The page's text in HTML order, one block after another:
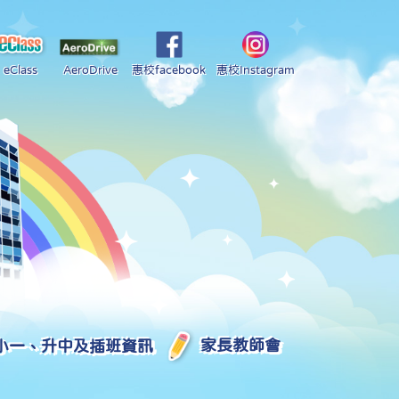
eClass AeroDrive 惠校facebook 惠校Instagram
一、升中及插班資訊 家長教師會